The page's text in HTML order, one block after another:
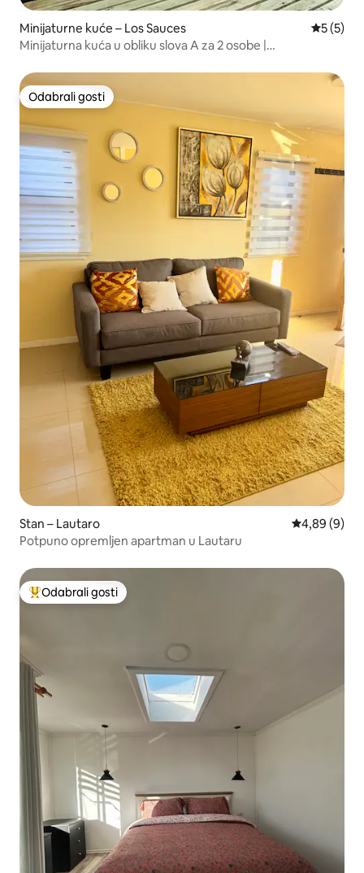
Minijaturne kuće – Los Sauces
5 (5)
Minijaturna kuća u obliku slova A za 2 osobe |
Odabrali gosti
Odabrali gosti
Stan – Lautaro Prosječna
4,89 (9)
Potpuno opremljen apartman u Lautaru
Među najviše rangiranima s oznakom „Odabrali gosti”
Odabrali gosti